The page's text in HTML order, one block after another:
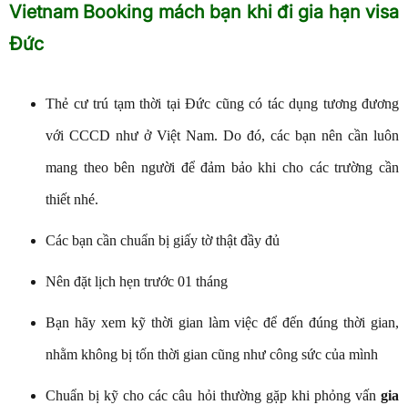
Vietnam Booking mách bạn khi đi gia hạn visa
Đức
Thẻ cư trú tạm thời tại Đức cũng có tác dụng tương đương
với CCCD như ở Việt Nam. Do đó, các bạn nên cần luôn
mang theo bên người để đảm bảo khi cho các trường cần
thiết nhé.
Các bạn cần chuẩn bị giấy tờ thật đầy đủ
Nên đặt lịch hẹn trước 01 tháng
Bạn hãy xem kỹ thời gian làm việc để đến đúng thời gian,
nhằm không bị tốn thời gian cũng như công sức của mình
Chuẩn bị kỹ cho các câu hỏi thường gặp khi phỏng vấn gia